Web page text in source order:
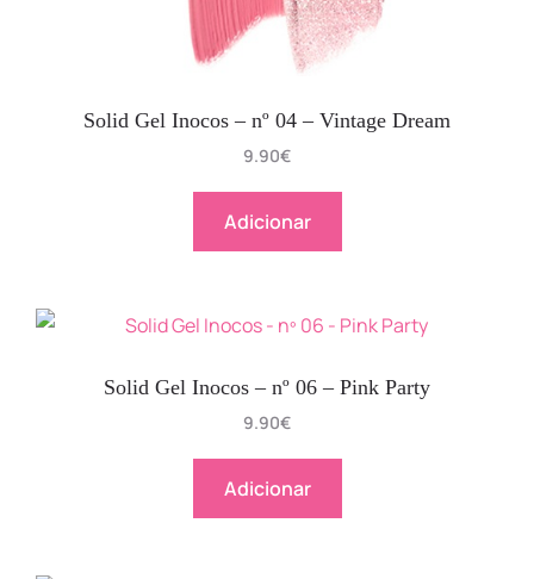
Solid Gel Inocos – nº 04 – Vintage Dream
9.90€
Adicionar
Solid Gel Inocos – nº 06 – Pink Party
9.90€
Adicionar